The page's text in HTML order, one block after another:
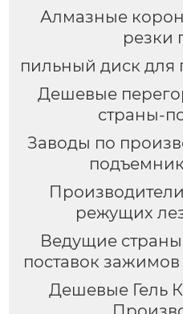
Алмазные
резки
пильный диск для
Дешевые
страны-
Заводы по
режущих
Ведущие
поставок
Дешевые Гель